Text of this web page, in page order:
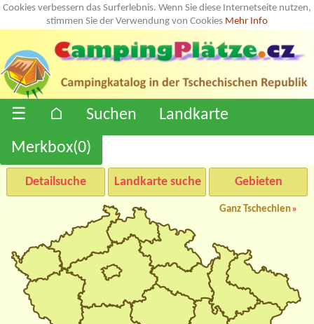
Cookies verbessern das Surferlebnis. Wenn Sie diese Internetseite nutzen,
stimmen Sie der Verwendung von Cookies Mehr Info
☰ ⌂ Suchen
Landkarte
Merkbox(0)
Detailsuche Landkarte suche Gebieten
Ganz Tschechien»